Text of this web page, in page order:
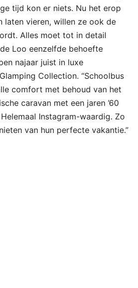
tijd kon er niets. Nu het erop
laten vieren, willen ze ook de
Alles moet tot in detail
Loo eenzelfde behoefte
najaar juist in luxe
Collection. “Schoolbus
comfort met behoud van het
caravan met een jaren ’60
Instagram-waardig. Zo
van hun perfecte vakantie.”